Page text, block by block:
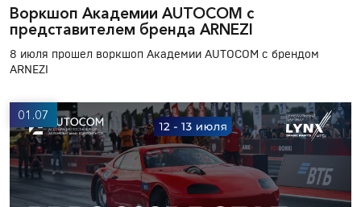
Воркшоп Академии AUTOCOM с
представителем бренда ARNEZI
8 июля прошел воркшоп Академии AUTOCOM с брендом
ARNEZI
01.07